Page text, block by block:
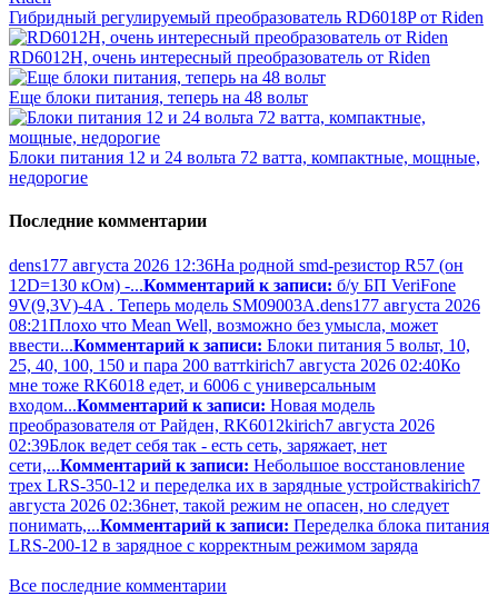
Гибридный регулируемый преобразователь RD6018P от Riden
RD6012H, очень интересный преобразователь от Riden
Еще блоки питания, теперь на 48 вольт
Блоки питания 12 и 24 вольта 72 ватта, компактные, мощные,
недорогие
Последние комментарии
dens177 августа 2026 12:36На родной smd-резистор R57 (он
12D=130 кОм) -...Комментарий к записи: б/у БП VeriFone
9V(9,3V)-4A . Теперь модель SM09003A.dens177 августа 2026
08:21Плохо что Mean Well, возможно без умысла, может
ввести...Комментарий к записи: Блоки питания 5 вольт, 10,
25, 40, 100, 150 и пара 200 ваттkirich7 августа 2026 02:40Ко
мне тоже RK6018 едет, и 6006 с универсальным
входом...Комментарий к записи: Новая модель
преобразователя от Райден, RK6012kirich7 августа 2026
02:39Блок ведет себя так - есть сеть, заряжает, нет
сети,...Комментарий к записи: Небольшое восстановление
трех LRS-350-12 и переделка их в зарядные устройстваkirich7
августа 2026 02:36нет, такой режим не опасен, но следует
понимать,...Комментарий к записи: Переделка блока питания
LRS-200-12 в зарядное с корректным режимом заряда
Все последние комментарии